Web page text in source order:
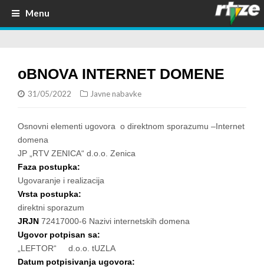
Menu
oBNOVA INTERNET DOMENE
31/05/2022 Javne nabavke
Osnovni elementi ugovora o direktnom sporazumu –Internet
domena
JP „RTV ZENICA“ d.o.o. Zenica
Faza postupka:
Ugovaranje i realizacija
Vrsta postupka:
direktni sporazum
JRJN 72417000-6 Nazivi internetskih domena
Ugovor potpisan sa:
„LEFTOR“ d.o.o. tUZLA
Datum potpisivanja ugovora: